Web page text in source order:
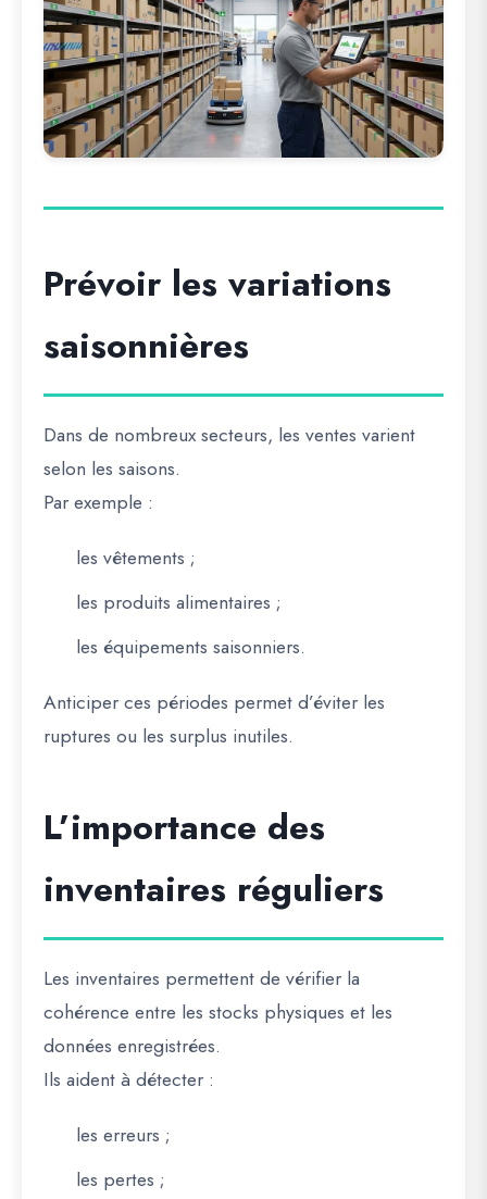
Prévoir les variations
saisonnières
Dans de nombreux secteurs, les ventes varient
selon les saisons.
Par exemple :
les vêtements ;
les produits alimentaires ;
les équipements saisonniers.
Anticiper ces périodes permet d’éviter les
ruptures ou les surplus inutiles.
L’importance des
inventaires réguliers
Les inventaires permettent de vérifier la
cohérence entre les stocks physiques et les
données enregistrées.
Ils aident à détecter :
les erreurs ;
les pertes ;